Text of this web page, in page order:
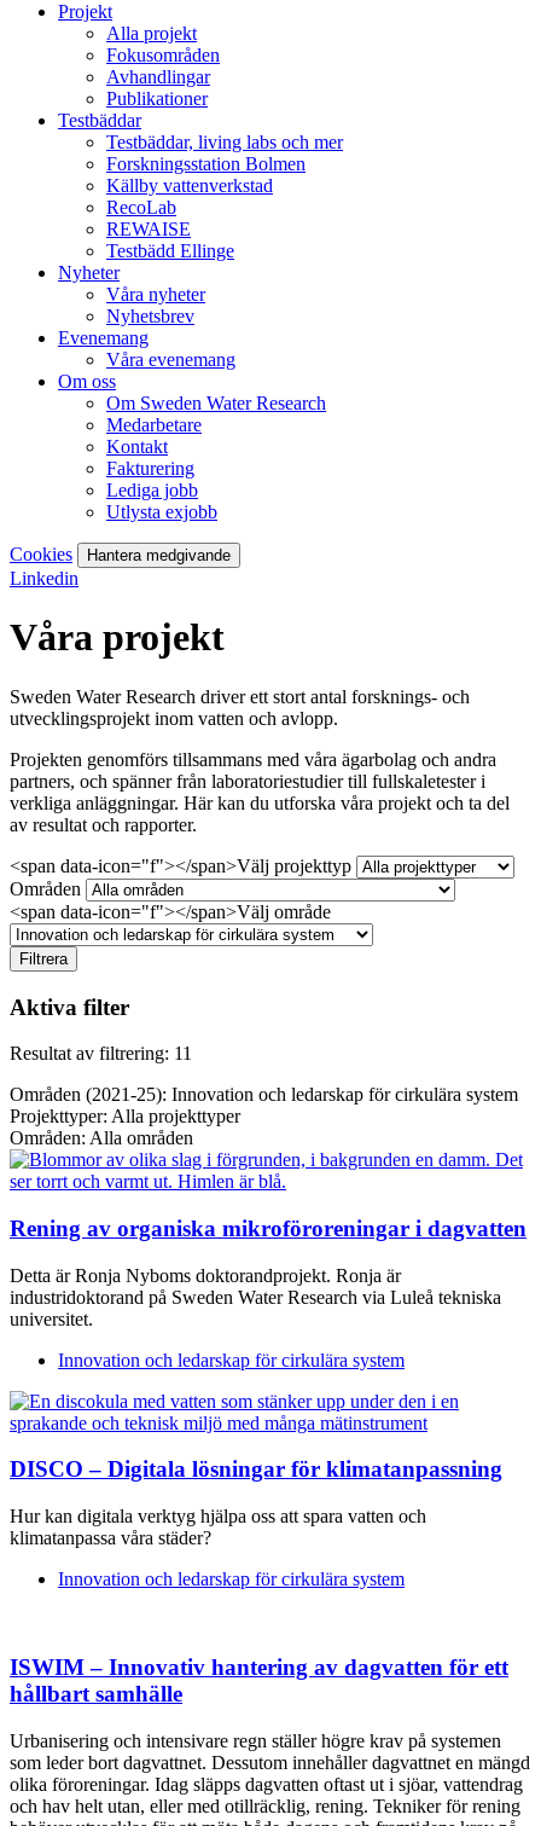
Projekt
Alla projekt
Fokusområden
Avhandlingar
Publikationer
Testbäddar
Testbäddar, living labs och mer
Forskningsstation Bolmen
Källby vattenverkstad
RecoLab
REWAISE
Testbädd Ellinge
Nyheter
Våra nyheter
Nyhetsbrev
Evenemang
Våra evenemang
Om oss
Om Sweden Water Research
Medarbetare
Kontakt
Fakturering
Lediga jobb
Utlysta exjobb
Cookies Hantera medgivande
Linkedin
Våra projekt
Sweden Water Research driver ett stort antal forsknings- och
utvecklingsprojekt inom vatten och avlopp.
Projekten genomförs tillsammans med våra ägarbolag och andra
partners, och spänner från laboratoriestudier till fullskaletester i
verkliga anläggningar. Här kan du utforska våra projekt och ta del
av resultat och rapporter.
<span data-icon="f"></span>Välj projekttyp
Områden
<span data-icon="f"></span>Välj område
Filtrera
Aktiva filter
Resultat av filtrering: 11
Områden (2021-25): Innovation och ledarskap för cirkulära system
Projekttyper: Alla projekttyper
Områden: Alla områden
Rening av organiska mikroföroreningar i dagvatten
Detta är Ronja Nyboms doktorandprojekt. Ronja är
industridoktorand på Sweden Water Research via Luleå tekniska
universitet.
Innovation och ledarskap för cirkulära system
DISCO – Digitala lösningar för klimatanpassning
Hur kan digitala verktyg hjälpa oss att spara vatten och
klimatanpassa våra städer?
Innovation och ledarskap för cirkulära system
ISWIM – Innovativ hantering av dagvatten för ett
hållbart samhälle
Urbanisering och intensivare regn ställer högre krav på systemen
som leder bort dagvattnet. Dessutom innehåller dagvattnet en mängd
olika föroreningar. Idag släpps dagvatten oftast ut i sjöar, vattendrag
och hav helt utan, eller med otillräcklig, rening. Tekniker för rening